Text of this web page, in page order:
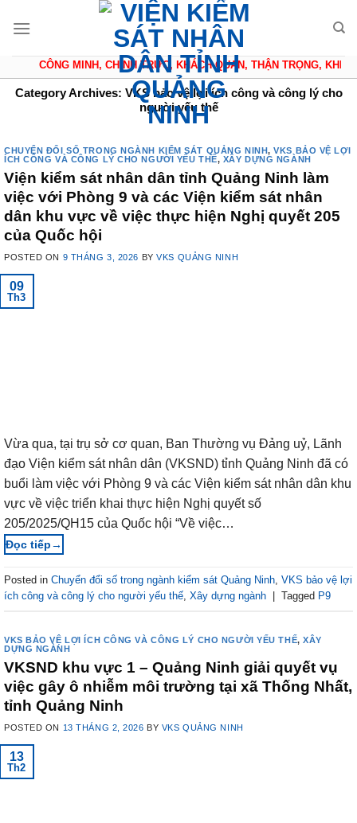
CÔNG MINH, CHÍNH TRỰC, KHÁCH QUAN, THẬN TRỌNG, KHIÊM
Category Archives: VKS bảo vệ lợi ích công và công lý cho
người yếu thế
CHUYỂN ĐỔI SỐ TRONG NGÀNH KIỂM SÁT QUẢNG NINH,VKS BẢO VỆ LỢI
ÍCH CÔNG VÀ CÔNG LÝ CHO NGƯỜI YẾU THẾ, XÂY DỰNG NGÀNH
Viện kiểm sát nhân dân tỉnh Quảng Ninh làm
việc với Phòng 9 và các Viện kiểm sát nhân
dân khu vực về việc thực hiện Nghị quyết 205
của Quốc hội
POSTED ON 9 THÁNG 3, 2026 BYVKS QUẢNG NINH
09
Th3
Vừa qua, tại trụ sở cơ quan, Ban Thường vụ Đảng uỷ, Lãnh
đạo Viện kiểm sát nhân dân (VKSND) tỉnh Quảng Ninh đã có
buổi làm việc với Phòng 9 và các Viện kiểm sát nhân dân khu
vực về việc triển khai thực hiện Nghị quyết số
205/2025/QH15 của Quốc hội “Về việc…
→
Posted in Chuyển đổi số trong ngành kiểm sát Quảng Ninh, VKS bảo vệ lợi
ích công và công lý cho người yếu thế, Xây dựng ngành Tagged P9
VKS BẢO VỆ LỢI ÍCH CÔNG VÀ CÔNG LÝ CHO NGƯỜI YẾU THẾ,XÂY
DỰNG NGÀNH
VKSND khu vực 1 – Quảng Ninh giải quyết vụ
việc gây ô nhiễm môi trường tại xã Thống Nhất,
tỉnh Quảng Ninh
POSTED ON 13 THÁNG 2, 2026 BY VKS QUẢNG NINH
13
Th2